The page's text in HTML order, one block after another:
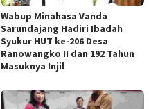
Wabup Minahasa Vanda
Sarundajang Hadiri Ibadah
Syukur HUT ke-206 Desa
Ranowangko II dan 192 Tahun
Masuknya Injil